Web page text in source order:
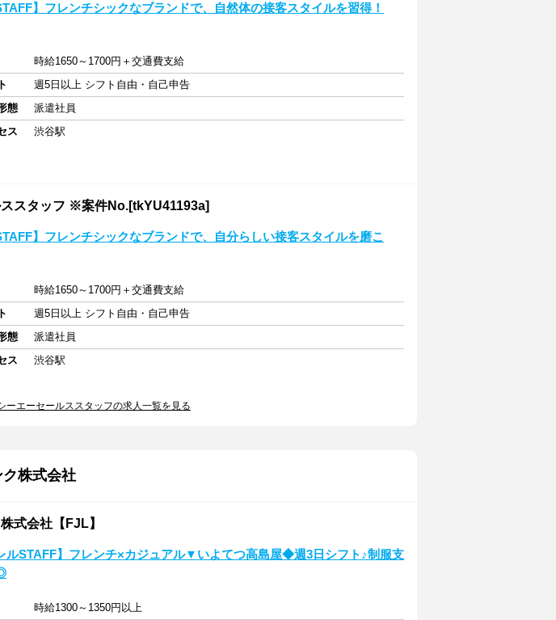
】フレンチシックなブランドで、自然体の接客スタイルを習得！
時給1650～1700円＋交通費支給
週5日以上 シフト自由・自己申告
態
派遣社員
ス
渋谷駅
スタッフ ※案件No.[tkYU41193a]
】フレンチシックなブランドで、自分らしい接客スタイルを磨こ
時給1650～1700円＋交通費支給
週5日以上 シフト自由・自己申告
態
派遣社員
ス
渋谷駅
ーエーセールススタッフの求人一覧を見る
株式会社
式会社【FJL】
ルSTAFF】フレンチ×カジュアル▼いよてつ高島屋◆週3日シフト♪制服支
時給1300～1350円以上